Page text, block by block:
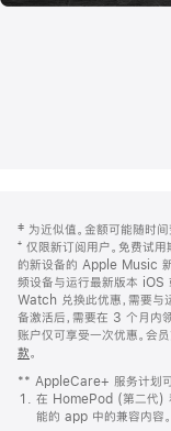
页
页
脚
注
‡ 为近似值。金额可能随时间
⁺ 仅限新订阅用户。免费试
的新设备的 Apple Music 新
频设备与运行最新版本
Watch 兑换此优惠，需要与
备激活后，需要在 3 个月内
账户仅可享受一次优惠。会
款。
窗
口
中
** AppleCare+ 服务计划可
在 HomePod (第二代)
能的 app 中的兼容内容